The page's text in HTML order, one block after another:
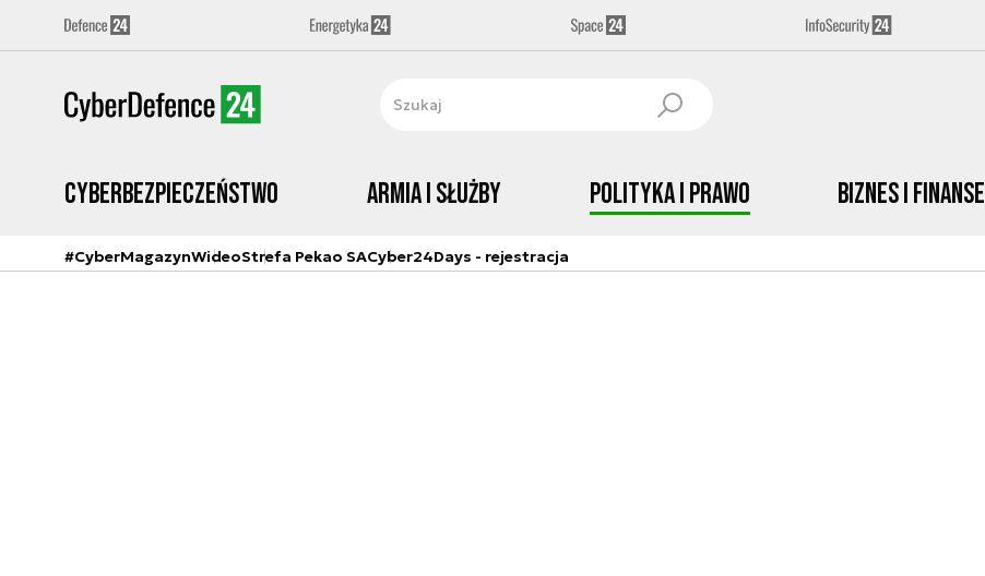
Cyberbezpieczeństwo Armia i Służby Polityka i prawo Biznes i Finanse
#CyberMagazynWideoStrefa Pekao SACyber24Days - rejestracja